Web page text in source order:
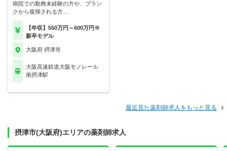
病院での勤務未経験の方や、ブラン
クから復帰される方…
【年収】550万円～600万円※
新卒モデル
大阪府 摂津市
大阪高速鉄道大阪モノレール
南摂津駅
最近見た薬剤師求人をもっと見る
摂津市(大阪府)エリアの薬剤師求人